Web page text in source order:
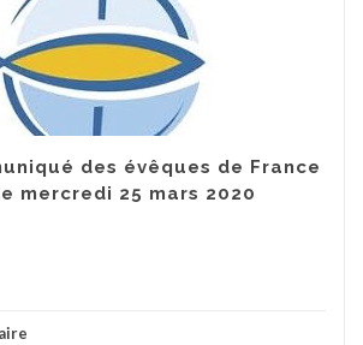
des évêques de France
mercredi 25 mars 2020